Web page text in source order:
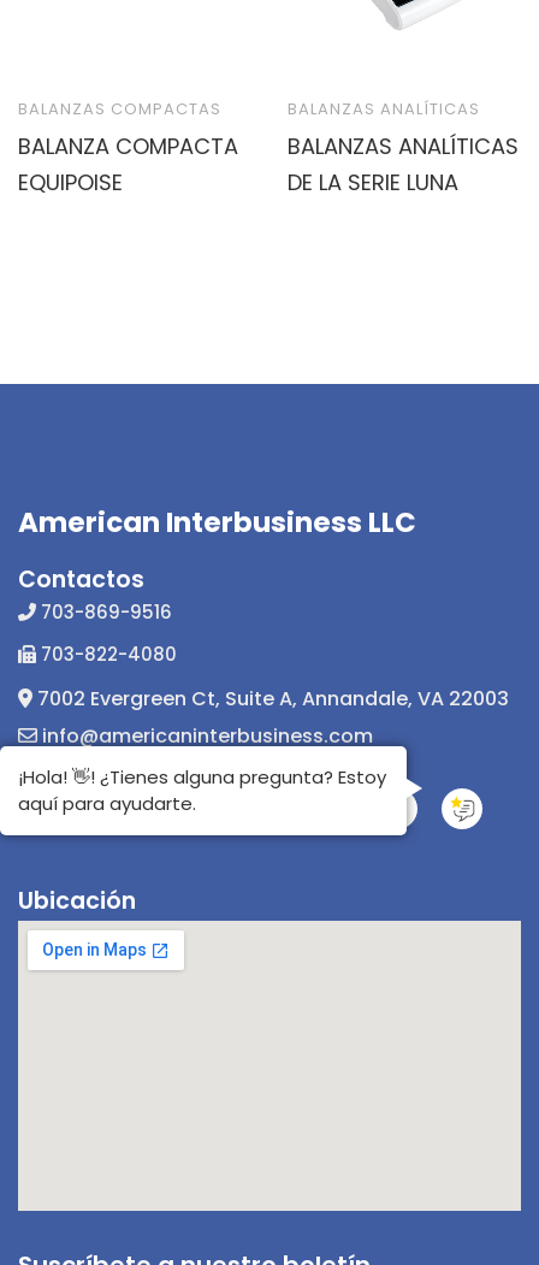
BALANZAS COMPACTAS
BALANZA COMPACTA
EQUIPOISE
BALANZAS ANALÍTICAS
BALANZAS ANALÍTICAS
DE LA SERIE LUNA
American Interbusiness LLC
Contactos
703-869-9516
703-822-4080
7002 Evergreen Ct, Suite A, Annandale, VA 22003
info@americaninterbusiness.com
Ubicación
¡Hola! 👋! ¿Tienes alguna pregunta? Estoy
aquí para ayudarte.